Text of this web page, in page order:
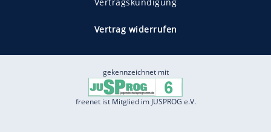
Vertrag widerrufen
gekennzeichnet mit
freenet ist Mitglied im JUSPROG e.V.